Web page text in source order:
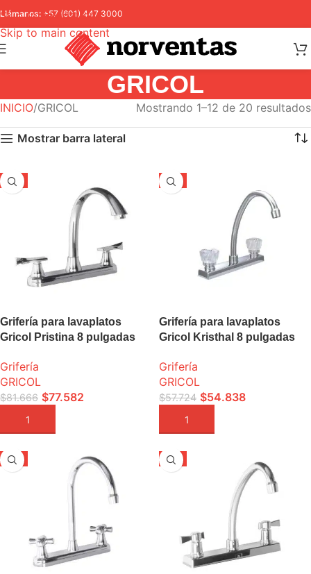
Skip to navigation
Skip to main content
Llámanos: +57 (601) 447 3000
GRICOL
INICIO GRICOL Mostrando 1–12 de 20 resultados
Mostrar barra lateral
-5%
Grifería para lavaplatos
Gricol Pristina 8 pulgadas
Grifería
GRICOL
$81.666 $77.582
AÑADIR A LA CESTA
-5%
Grifería para lavaplatos
Gricol Kristhal 8 pulgadas
Grifería
GRICOL
$57.724 $54.838
AÑADIR A LA CESTA
-5% -5%